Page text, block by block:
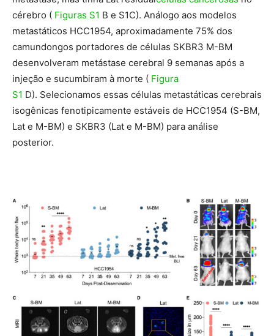
cérebro ( Figuras S1 B e S1C). Análogo aos modelos
metastáticos HCC1954, aproximadamente 75% dos
camundongos portadores de células SKBR3 M-BM
desenvolveram metástase cerebral 9 semanas após a
injeção e sucumbiram à morte ( Figura
S1 D). Selecionamos essas células metastáticas cerebrais
isogênicas fenotipicamente estáveis ​​de HCC1954 (S-BM,
Lat e M-BM) e SKBR3 (Lat e M-BM) para análise
posterior.